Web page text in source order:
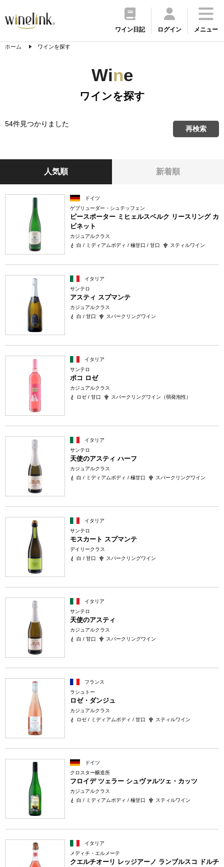
ワイン日記 ログイン メニュー
ホーム ワインを探す
Wine
ワインを探す
54件見つかりました
再検索
人気順 新着順
ドイツ
ゲブリューダー・シュテッフェン
ピースポーター ミヒェルスベルク リースリング カ
ビネット
カジュアルクラス
白 / ミディアムボディ / 極甘口 / 甘口
スティルワイン
イタリア
サンテロ
アスティ スプマンテ
カジュアルクラス
白 / 甘口
スパークリングワイン
イタリア
サンテロ
ポコ ロゼ
カジュアルクラス
ロゼ / 甘口
スパークリングワイン（弱発泡性）
イタリア
サンテロ
天使のアスティ ハーフ
カジュアルクラス
白 / ミディアムボディ / 極甘口
スパークリングワイン
イタリア
サンテロ
モスカート スプマンテ
デイリークラス
白 / 甘口
スパークリングワイン
イタリア
サンテロ
天使のアスティ
カジュアルクラス
白 / 甘口
スパークリングワイン
フランス
ラシュトー
ロゼ・ダンジュ
カジュアルクラス
ロゼ / ミディアムボディ / 甘口
スティルワイン
ドイツ
クロスター醸造所
フロイデ ツェラー シュヴァルツェ・カッツ
カジュアルクラス
白 / ミディアムボディ / 極甘口
スティルワイン
イタリア
メディチ・エルメーテ
クエルチオーリ レッジアーノ ランブルスコ ドルチ